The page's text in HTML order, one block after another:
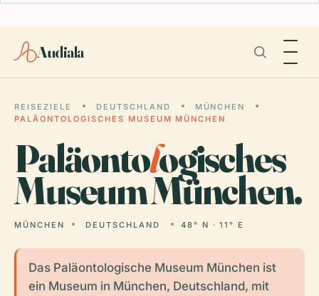
Audiala
REISEZIELE DEUTSCHLAND
MÜNCHEN
PALÄONTOLOGISCHES MUSEUM MÜNCHEN
Paläontologisches
Museum München.
MÜNCHEN DEUTSCHLAND 48° N · 11° E
Das Paläontologische Museum München ist
ein Museum in München, Deutschland, mit